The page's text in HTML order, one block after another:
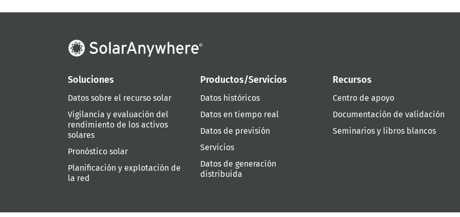
Soluciones
Datos sobre el recurso solar
Vigilancia y evaluación del
rendimiento de los activos
solares
Pronóstico solar
Planificación y explotación de
la red
Productos/Servicios
Datos históricos
Datos en tiempo real
Datos de previsión
Servicios
Datos de generación
distribuida
Recursos
Centro de apoyo
Documentación de validación
Seminarios y libros blancos